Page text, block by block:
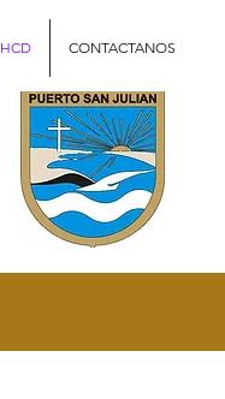
HCD CONTACTANOS